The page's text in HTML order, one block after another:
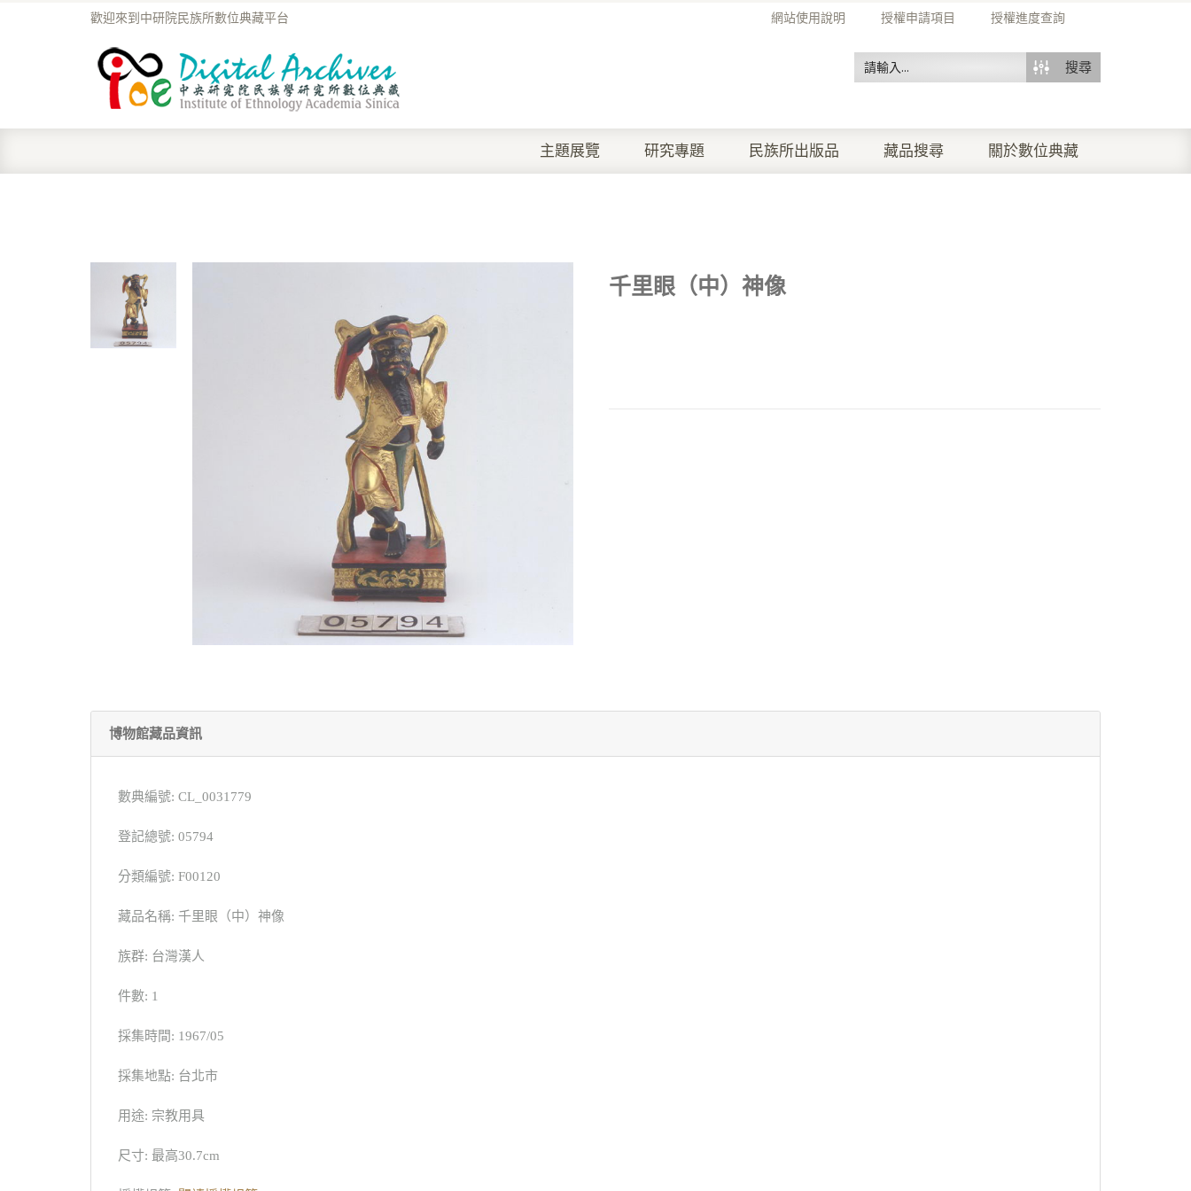
網站使用說明 授權申請項目 授權進度查詢
歡迎來到中研院民族所數位典藏平台
搜尋
主題展覽 研究專題 民族所出版品 藏品搜尋 關於數位典藏
千里眼（中）神像
博物館藏品資訊
數典編號: CL_0031779
登記總號: 05794
分類編號: F00120
藏品名稱: 千里眼（中）神像
族群: 台灣漢人
件數: 1
採集時間: 1967/05
採集地點: 台北市
用途: 宗教用具
尺寸: 最高30.7cm